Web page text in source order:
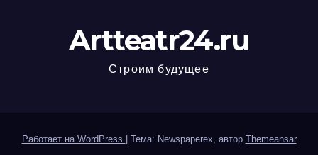
Artteatr24.ru
Строим будущее
Работает на WordPress Тема: Newspaperex, автор Themeansar